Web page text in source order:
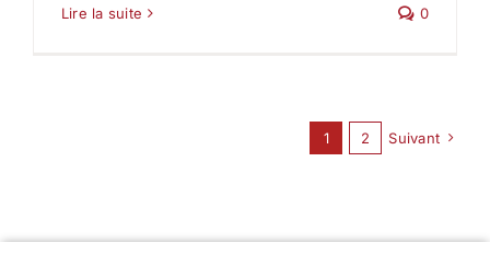
Lire la suite 0
1 2 Suivant